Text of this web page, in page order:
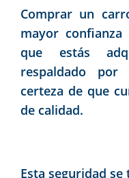
Comprar un
mayor
que estás
respaldado
certeza de que
de calidad.
Esta seguridad